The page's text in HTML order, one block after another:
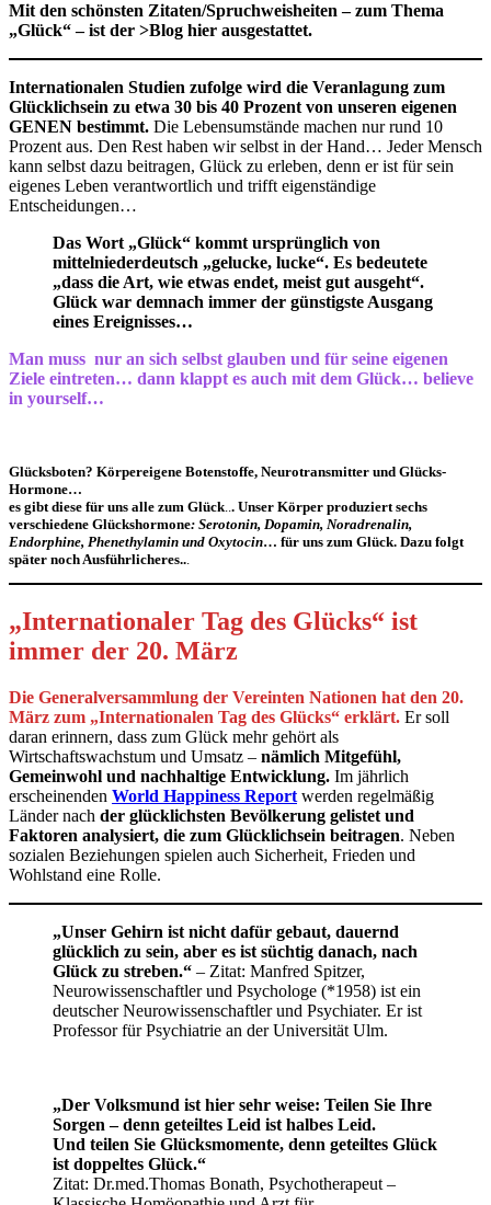
Mit den schönsten Zitaten/Spruchweisheiten – zum Thema
„Glück“ – ist der >Blog hier ausgestattet.
Internationalen Studien zufolge wird die Veranlagung zum
Glücklichsein zu etwa 30 bis 40 Prozent von unseren eigenen
GENEN bestimmt. Die Lebensumstände machen nur rund 10
Prozent aus. Den Rest haben wir selbst in der Hand… Jeder Mensch
kann selbst dazu beitragen, Glück zu erleben, denn er ist für sein
eigenes Leben verantwortlich und trifft eigenständige
Entscheidungen…
Das Wort „Glück“ kommt ursprünglich von
mittelniederdeutsch „gelucke, lucke“. Es bedeutete
„dass die Art, wie etwas endet, meist gut ausgeht“.
Glück war demnach immer der günstigste Ausgang
eines Ereignisses…
Man muss nur an sich selbst glauben und für seine eigenen
Ziele eintreten… dann klappt es auch mit dem Glück… believe
in yourself…
Glücksboten? Körpereigene Botenstoffe, Neurotransmitter und Glücks-
Hormone…
es gibt diese für uns alle zum Glück... Unser Körper produziert sechs
verschiedene Glückshormone: Serotonin, Dopamin, Noradrenalin,
Endorphine, Phenethylamin und Oxytocin… für uns zum Glück. Dazu folgt
später noch Ausführlicheres...
„Internationaler Tag des Glücks“ ist
immer der 20. März
Die Generalversammlung der Vereinten Nationen hat den 20.
März zum „Internationalen Tag des Glücks“ erklärt. Er soll
daran erinnern, dass zum Glück mehr gehört als
Wirtschaftswachstum und Umsatz – nämlich Mitgefühl,
Gemeinwohl und nachhaltige Entwicklung. Im jährlich
erscheinenden World Happiness Report werden regelmäßig
Länder nach der glücklichsten Bevölkerung gelistet und
Faktoren analysiert, die zum Glücklichsein beitragen. Neben
sozialen Beziehungen spielen auch Sicherheit, Frieden und
Wohlstand eine Rolle.
„Unser Gehirn ist nicht dafür gebaut, dauernd
glücklich zu sein, aber es ist süchtig danach, nach
Glück zu streben.“ – Zitat: Manfred Spitzer,
Neurowissenschaftler und Psychologe (*1958) ist ein
deutscher Neurowissenschaftler und Psychiater. Er ist
Professor für Psychiatrie an der Universität Ulm.
„Der Volksmund ist hier sehr weise: Teilen Sie Ihre
Sorgen – denn geteiltes Leid ist halbes Leid.
Und teilen Sie Glücksmomente, denn geteiltes Glück
ist doppeltes Glück.“
Zitat: Dr.med.Thomas Bonath, Psychotherapeut –